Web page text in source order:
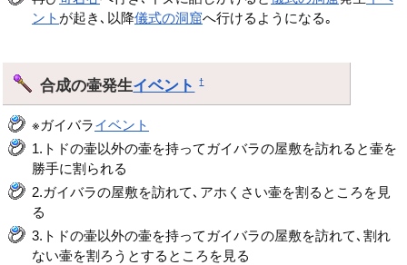
ント が起き､以降儀式の洞窟へ行けるようになる｡
合成の壷発生イベント †
※ガイバライベント
1.トドの壷以外の壷を持ってガイバラの屋敷を訪れると壷を
勝手に割られる
2.ガイバラの屋敷を訪れて､アホくさい壷を割るところを見
る
3.トドの壷以外の壷を持ってガイバラの屋敷を訪れて､割れ
ない壷を割ろうとするところを見る